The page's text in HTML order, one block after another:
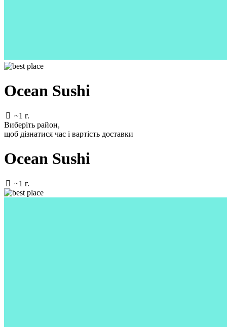
Ocean Sushi
~1 г.
Виберіть район,
щоб дізнатися час і вартість доставки
Ocean Sushi
~1 г.